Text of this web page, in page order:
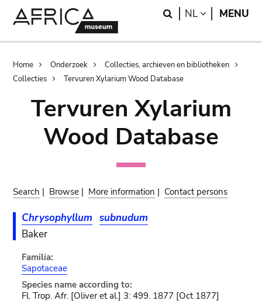
Search
NL LANGUAGE
MENU
Breadcrumb
Home Onderzoek
Collecties, archieven en bibliotheken
Collecties
Tervuren Xylarium Wood Database
Tervuren Xylarium
Wood Database
Search | Browse | More information | Contact persons
Chrysophyllum subnudum
Baker
Familia:
Sapotaceae
Species name according to:
Fl. Trop. Afr. [Oliver et al.] 3: 499. 1877 [Oct 1877]